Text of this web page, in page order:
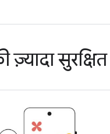
ज़्यादा